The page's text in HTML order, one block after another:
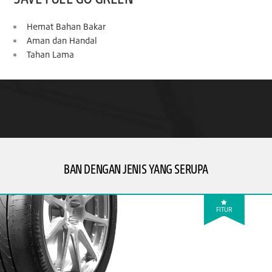
Hemat Bahan Bakar
Aman dan Handal
Tahan Lama
BAN DENGAN JENIS YANG SERUPA
FITUR